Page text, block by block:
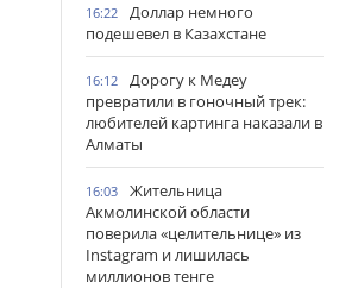
16:22
Доллар немного
подешевел в Казахстане
16:12
Дорогу к Медеу
превратили в гоночный трек:
любителей картинга наказали в
Алматы
16:03
Жительница
Акмолинской области
поверила «целительнице» из
Instagram и лишилась
миллионов тенге